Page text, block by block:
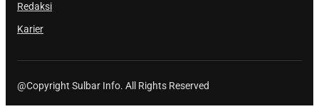
Redaksi
Karier
@Copyright Sulbar Info. All Rights Reserved